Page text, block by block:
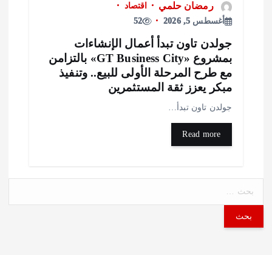
رمضان حلمي
اقتصاد
أغسطس 5, 2026
52
تاون تبدأ أعمال الإنشاءات
بمشروع «GT Business City» بالتزامن
طرح المرحلة الأولى للبيع.. وتنفيذ
يعزز ثقة المستثمرين
تاون تبدأ…